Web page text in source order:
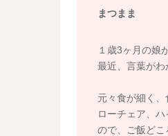
まつまま
１歳3ヶ月の娘
最近、言葉がわ
元々食が細く
ローチェア、
ので、ご飯どこ